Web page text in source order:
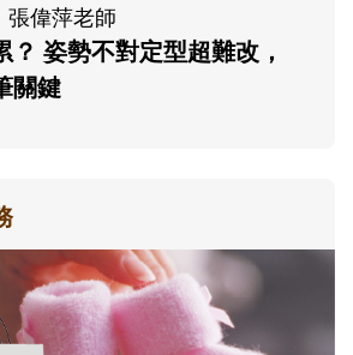
張偉萍老師
？ 姿勢不對定型超難改，
關鍵